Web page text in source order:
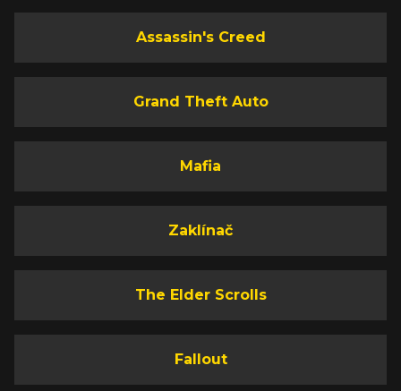
Assassin's Creed
Grand Theft Auto
Mafia
Zaklínač
The Elder Scrolls
Fallout